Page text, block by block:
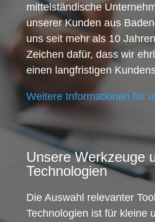
mittelständische
unserer Kunden aus
uns seit mehr als 10
Zeichen dafür, dass wir
einen langfristigen
Weitere Informationen für
Unsere Werkzeuge
Technologien
Die Auswahl relevanter
Technologien ist für kleine